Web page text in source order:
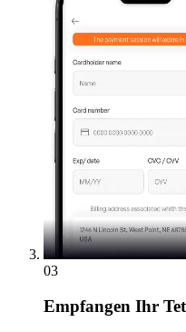
03
Empfangen Ihr